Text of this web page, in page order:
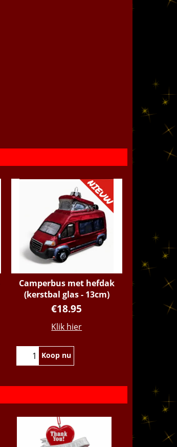
Camperbus met hefdak
(kerstbal glas - 13cm)
€18.95
Klik hier
Koop nu